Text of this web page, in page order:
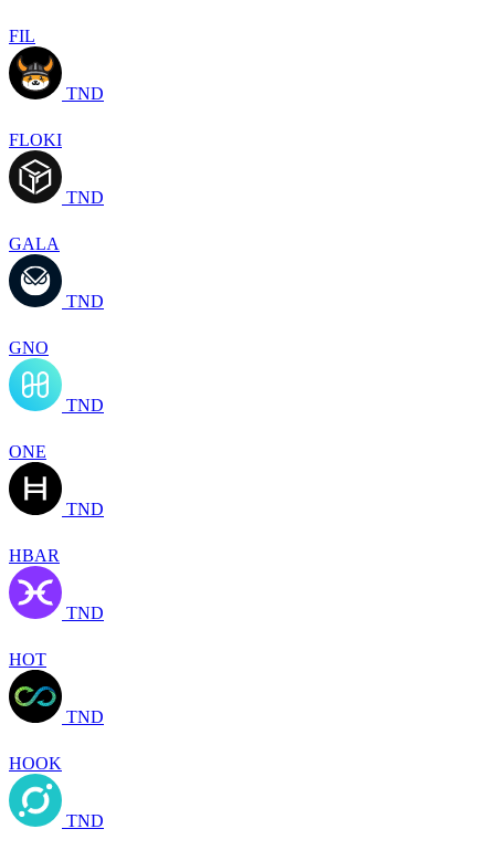
FIL
TND
FLOKI
TND
GALA
TND
GNO
TND
ONE
TND
HBAR
TND
HOT
TND
HOOK
TND